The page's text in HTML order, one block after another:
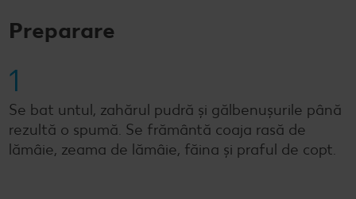
Preparare
1
Se bat untul, zahărul pudră și gălbenușurile până
rezultă o spumă. Se frământă coaja rasă de
lămâie, zeama de lămâie, făina și praful de copt.